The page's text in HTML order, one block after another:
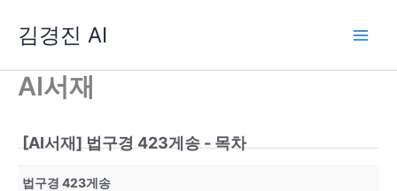
로
김경진 AI
AI서재
[AI서재] 법구경 423게송 - 목차
법구경 423게송